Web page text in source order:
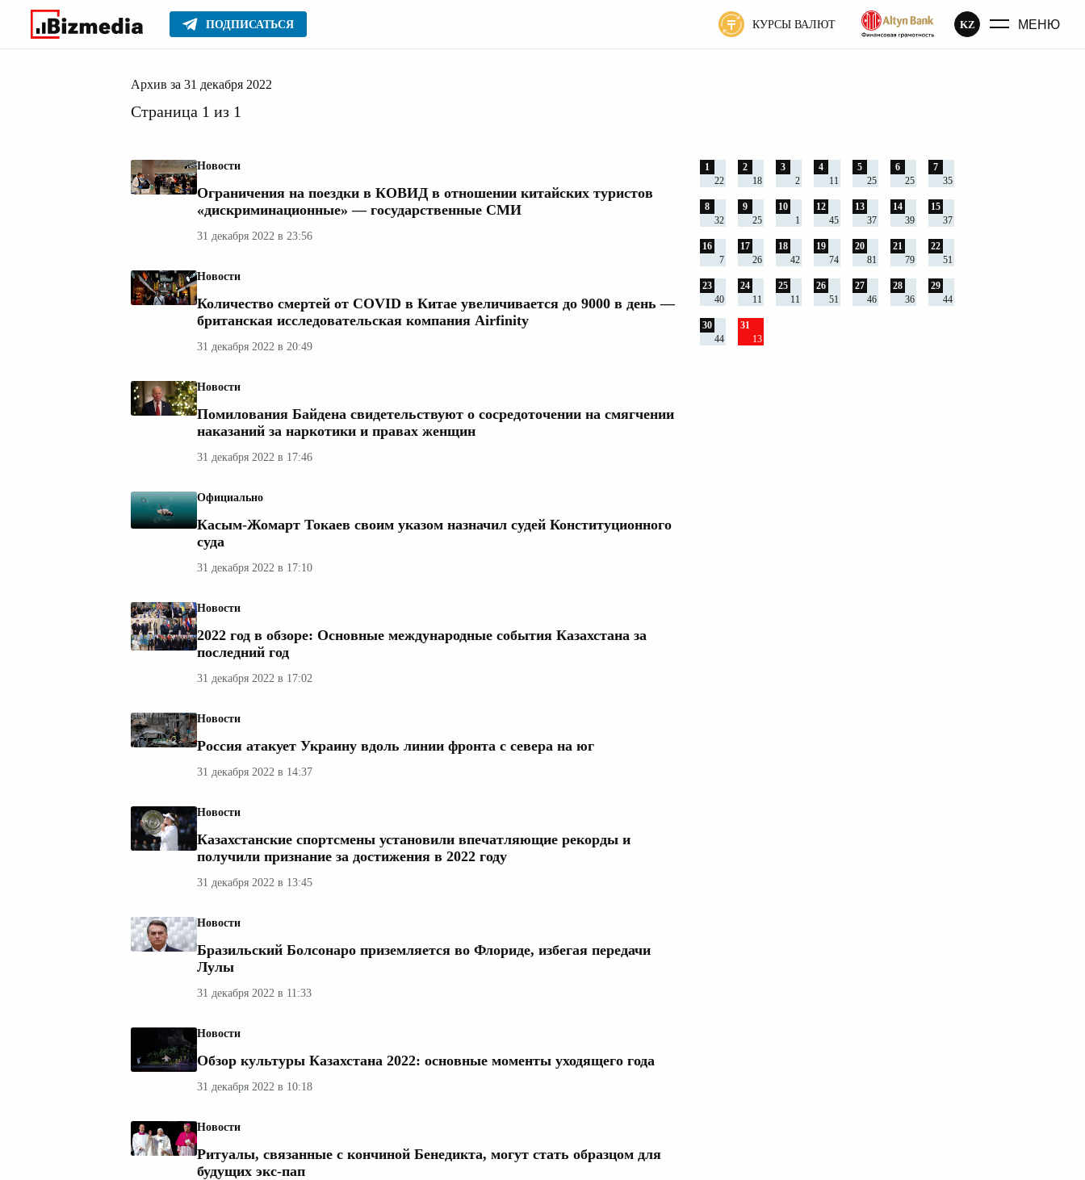
ПОДПИСАТЬСЯ КУРСЫ ВАЛЮТ KZ МЕНЮ
Главное Архив 2022
Архив за 31 декабря 2022
Страница 1 из 1
Новости
Ограничения на поездки в КОВИД в отношении китайских туристов
«дискриминационные» — государственные СМИ
31 декабря 2022 в 23:56
Новости
Количество смертей от COVID в Китае увеличивается до 9000 в день —
британская исследовательская компания Airfinity
31 декабря 2022 в 20:49
Новости
Помилования Байдена свидетельствуют о сосредоточении на смягчении
наказаний за наркотики и правах женщин
31 декабря 2022 в 17:46
Официально
Касым-Жомарт Токаев своим указом назначил судей Конституционного
суда
31 декабря 2022 в 17:10
Новости
2022 год в обзоре: Основные международные события Казахстана за
последний год
31 декабря 2022 в 17:02
Новости
Россия атакует Украину вдоль линии фронта с севера на юг
31 декабря 2022 в 14:37
Новости
Казахстанские спортсмены установили впечатляющие рекорды и
получили признание за достижения в 2022 году
31 декабря 2022 в 13:45
Новости
Бразильский Болсонаро приземляется во Флориде, избегая передачи
Лулы
31 декабря 2022 в 11:33
Новости
Обзор культуры Казахстана 2022: основные моменты уходящего года
31 декабря 2022 в 10:18
Новости
Ритуалы, связанные с кончиной Бенедикта, могут стать образцом для
будущих экс-пап
1
22
2
18
3
2
4
11
5
25
6
25
7
35
8
32
9
25
10
1
12
45
13
37
14
39
15
37
16
7
17
26
18
42
19
74
20
81
21
79
22
51
23
40
24
11
25
11
26
51
27
46
28
36
29
44
30
44
31
13